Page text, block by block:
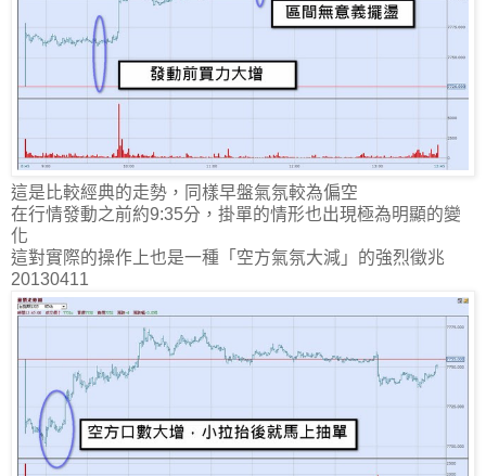
這是比較經典的走勢，同樣早盤氣氛較為偏空
在行情發動之前約9:35分，掛單的情形也出現極為明顯的變
化
這對實際的操作上也是一種「空方氣氛大減」的強烈徵兆
20130411